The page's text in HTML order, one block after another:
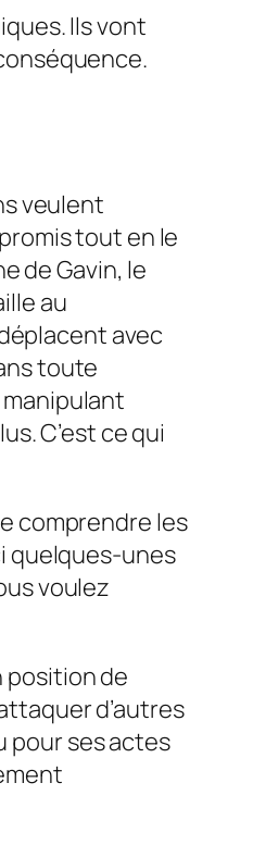
Ils vont
veulent
tout en le
de Gavin, le
au
avec
toute
C’est ce qui
comprendre les
quelques-unes
voulez
position de
d’autres
pour ses actes